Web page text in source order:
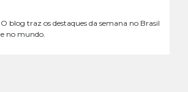
O blog traz os destaques da semana no Brasil
e no mundo.